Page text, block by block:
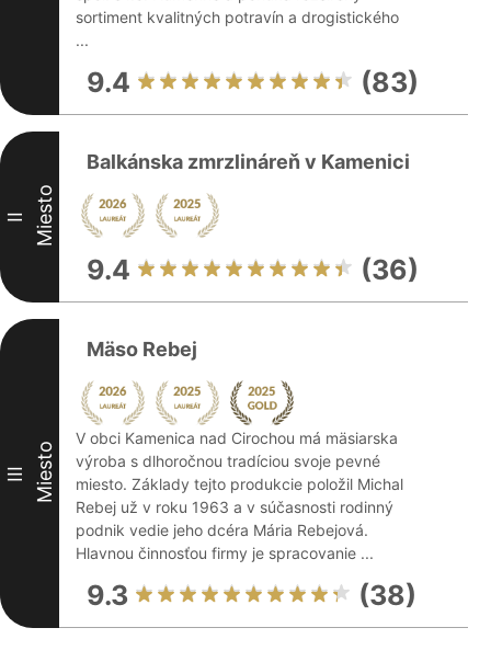
sortiment kvalitných potravín a drogistického
...
9.4 (83)
II Miesto
Balkánska zmrzlináreň v Kamenici
9.4 (36)
III Miesto
Mäso Rebej
V obci Kamenica nad Cirochou má mäsiarska
výroba s dlhoročnou tradíciou svoje pevné
miesto. Základy tejto produkcie položil Michal
Rebej už v roku 1963 a v súčasnosti rodinný
podnik vedie jeho dcéra Mária Rebejová.
Hlavnou činnosťou firmy je spracovanie ...
9.3 (38)